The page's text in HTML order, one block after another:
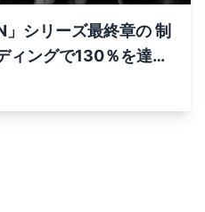
シリーズ最終章の 制
ィングで130％を達
定し6月12日まで継続